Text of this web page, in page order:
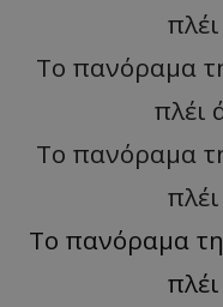
Το πανόραμα
πλέι
Το πανόραμα
Το πανόραμα